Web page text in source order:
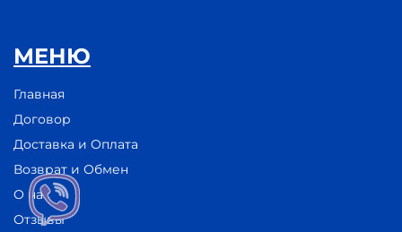
МЕНЮ
Главная
Договор
Доставка и Оплата
Возврат и Обмен
О нас
Отзывы